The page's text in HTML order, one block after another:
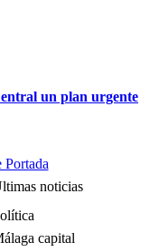
un plan urgente
Portada
noticias
capital